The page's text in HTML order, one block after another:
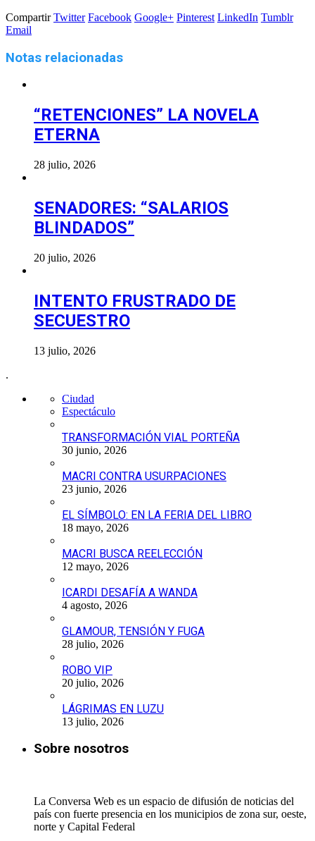
Compartir Twitter Facebook Google+ Pinterest LinkedIn Tumblr
Email
Notas relacionadas
“RETENCIONES” LA NOVELA
ETERNA
28 julio, 2026
SENADORES: “SALARIOS
BLINDADOS”
20 julio, 2026
INTENTO FRUSTRADO DE
SECUESTRO
13 julio, 2026
.
Ciudad
Espectáculo
TRANSFORMACIÓN VIAL PORTEÑA
30 junio, 2026
MACRI CONTRA USURPACIONES
23 junio, 2026
EL SÍMBOLO: EN LA FERIA DEL LIBRO
18 mayo, 2026
MACRI BUSCA REELECCIÓN
12 mayo, 2026
ICARDI DESAFÍA A WANDA
4 agosto, 2026
GLAMOUR, TENSIÓN Y FUGA
28 julio, 2026
ROBO VIP
20 julio, 2026
LÁGRIMAS EN LUZU
13 julio, 2026
Sobre nosotros
La Conversa Web es un espacio de difusión de noticias del
país con fuerte presencia en los municipios de zona sur, oeste,
norte y Capital Federal